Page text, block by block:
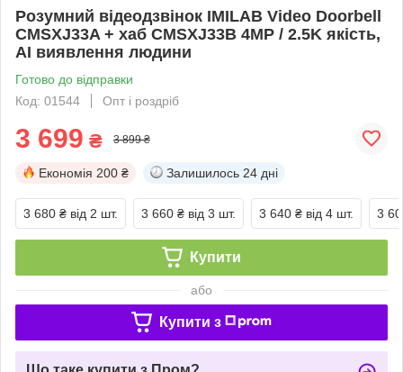
Розумний відеодзвінок IMILAB Video Doorbell
CMSXJ33A + хаб CMSXJ33B 4MP / 2.5K якість,
AI виявлення людини
Готово до відправки
Код: 01544
Опт і роздріб
3 699 ₴ 3 899 ₴
Економія 200 ₴ Залишилось 24 дні
3 680 ₴ від 2 шт. 3 660 ₴ від 3 шт. 3 640 ₴ від 4 шт. 3
Купити
або
Купити з